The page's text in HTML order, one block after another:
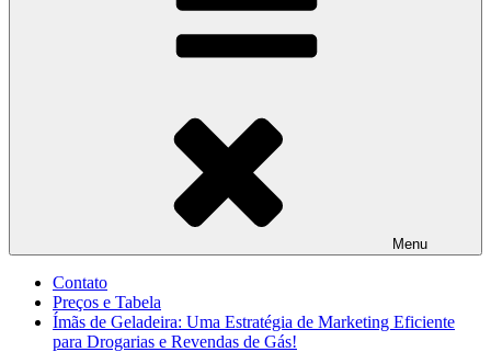
Menu
Contato
Preços e Tabela
Ímãs de Geladeira: Uma Estratégia de Marketing Eficiente
para Drogarias e Revendas de Gás!